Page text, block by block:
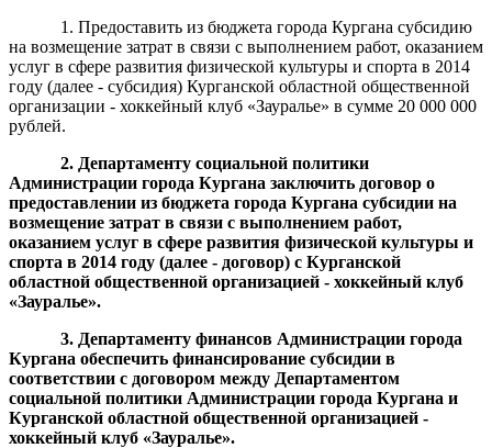
1. Предоставить из бюджета города Кургана субсидию
на возмещение затрат в связи с выполнением работ, оказанием
услуг в сфере развития физической культуры и спорта в 2014
году (далее - субсидия) Курганской областной общественной
организации - хоккейный клуб «Зауралье» в сумме 20 000 000
рублей.
2. Департаменту социальной политики
Администрации города Кургана заключить договор о
предоставлении из бюджета города Кургана субсидии на
возмещение затрат в связи с выполнением работ,
оказанием услуг в сфере развития физической культуры и
спорта в 2014 году (далее - договор) с Курганской
областной общественной организацией - хоккейный клуб
«Зауралье».
3. Департаменту финансов Администрации города
Кургана обеспечить финансирование субсидии в
соответствии с договором между Департаментом
социальной политики Администрации города Кургана и
Курганской областной общественной организацией -
хоккейный клуб «Зауралье».